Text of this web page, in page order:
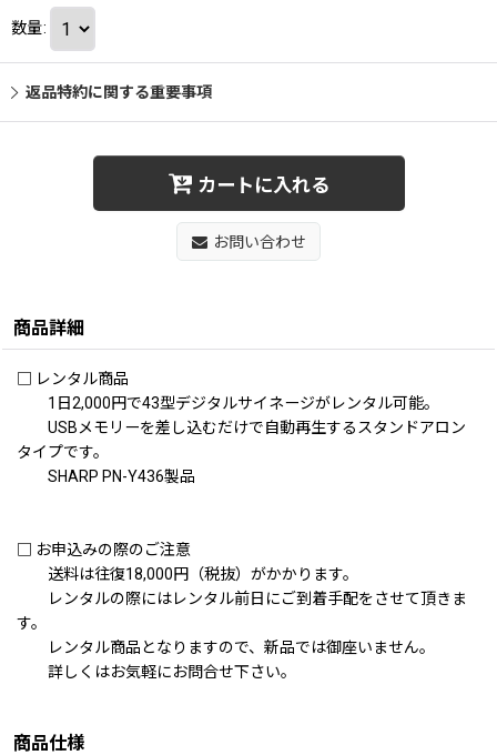
数量:
返品特約に関する重要事項
カートに入れる
お問い合わせ
商品詳細
□ レンタル商品
1日2,000円で43型デジタルサイネージがレンタル可能。
USBメモリーを差し込むだけで自動再生するスタンドアロン
タイプです。
SHARP PN-Y436製品
□ お申込みの際のご注意
送料は往復18,000円（税抜）がかかります。
レンタルの際にはレンタル前日にご到着手配をさせて頂きま
す。
レンタル商品となりますので、新品では御座いません。
詳しくはお気軽にお問合せ下さい。
商品仕様